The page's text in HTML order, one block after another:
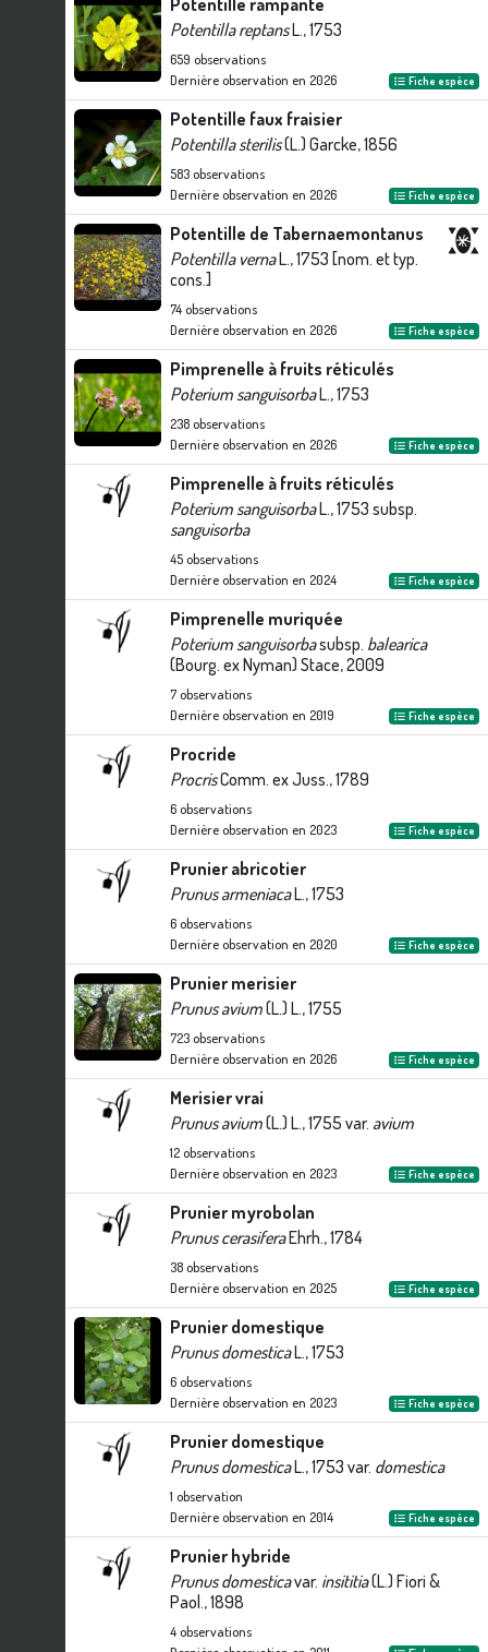
Potentille rampante
Potentilla reptansL., 1753
659 observations
Dernière observation en 2026 Fiche espèce
Potentille faux fraisier
Potentilla sterilis(L.) Garcke, 1856
583observations
Dernière observation en 2026 Fiche espèce
Potentille de Tabernaemontanus
Potentilla vernaL., 1753 [nom. et typ.
cons.]
74observations
Dernière observation en 2026 Fiche espèce
Pimprenelle à fruits réticulés
Poterium sanguisorbaL., 1753
238observations
Dernière observation en 2026 Fiche espèce
Pimprenelle à fruits réticulés
Poterium sanguisorbaL., 1753 subsp.
sanguisorba
45observations
Dernière observation en 2024 Fiche espèce
Pimprenelle muriquée
Poterium sanguisorbasubsp. balearica
(Bourg. ex Nyman) Stace, 2009
7observations
Dernière observation en 2019 Fiche espèce
Procride
ProcrisComm. ex Juss., 1789
6observations
Dernière observation en 2023 Fiche espèce
Prunier abricotier
Prunus armeniacaL., 1753
6observations
Dernière observation en 2020 Fiche espèce
Prunier merisier
Prunus avium(L.) L., 1755
723observations
Dernière observation en 2026 Fiche espèce
Merisier vrai
Prunus avium(L.) L., 1755 var. avium
12observations
Dernière observation en 2023 Fiche espèce
Prunier myrobolan
Prunus cerasiferaEhrh., 1784
38observations
Dernière observation en 2025 Fiche espèce
Prunier domestique
Prunus domesticaL., 1753
6observations
Dernière observation en 2023 Fiche espèce
Prunier domestique
Prunus domesticaL., 1753 var. domestica
1 observation
Dernière observation en 2014 Fiche espèce
Prunier hybride
Prunus domesticavar. insititia(L.) Fiori &
Paol., 1898
4observations